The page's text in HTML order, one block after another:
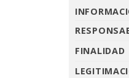
FINALIDAD